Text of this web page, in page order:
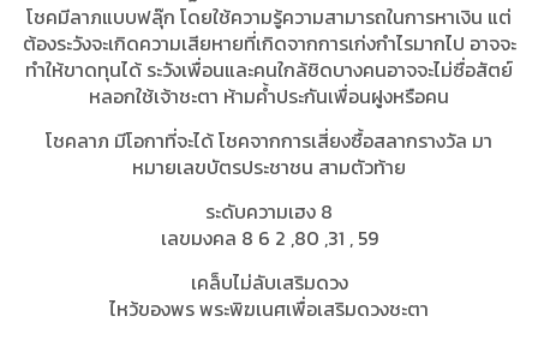
โชคมีลาภแบบฟลุ๊ก โดยใช้ความรู้ความสามารถในการหาเงิน แต่
ต้องระวังจะเกิดความเสียหายที่เกิดจากการเก่งกำไรมากไป อาจจะ
ทำให้ขาดทุนได้ ระวังเพื่อนและคนใกล้ชิดบางคนอาจจะไม่ซื่อสัตย์
หลอกใช้เจ้าชะตา ห้ามค้ำประกันเพื่อนฝูงหรือคน
โชคลาภ มีโอกาที่จะได้ โชคจากการเสี่ยงซื้อสลากรางวัล มา
หมายเลขบัตรประชาชน สามตัวท้าย
ระดับความเฮง 8
เลขมงคล 8 6 2 ,80 ,31 , 59
เคล็บไม่ลับเสริมดวง
ไหว้ของพร พระพิฆเนศเพื่อเสริมดวงชะตา